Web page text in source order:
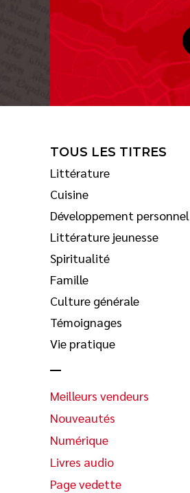
TOUS LES TITRES
Littérature
Cuisine
Développement personnel
Littérature jeunesse
Spiritualité
Famille
Culture générale
Témoignages
Vie pratique
Meilleurs vendeurs
Nouveautés
Numérique
Livres audio
Page vedette